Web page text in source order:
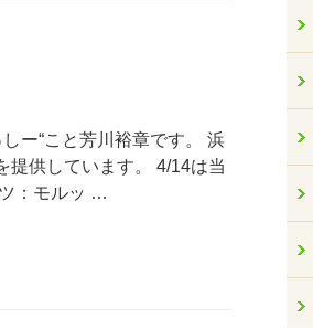
ー“こと芳川裕章です。 浜
提供しています。 4/14は当
：モルッ …